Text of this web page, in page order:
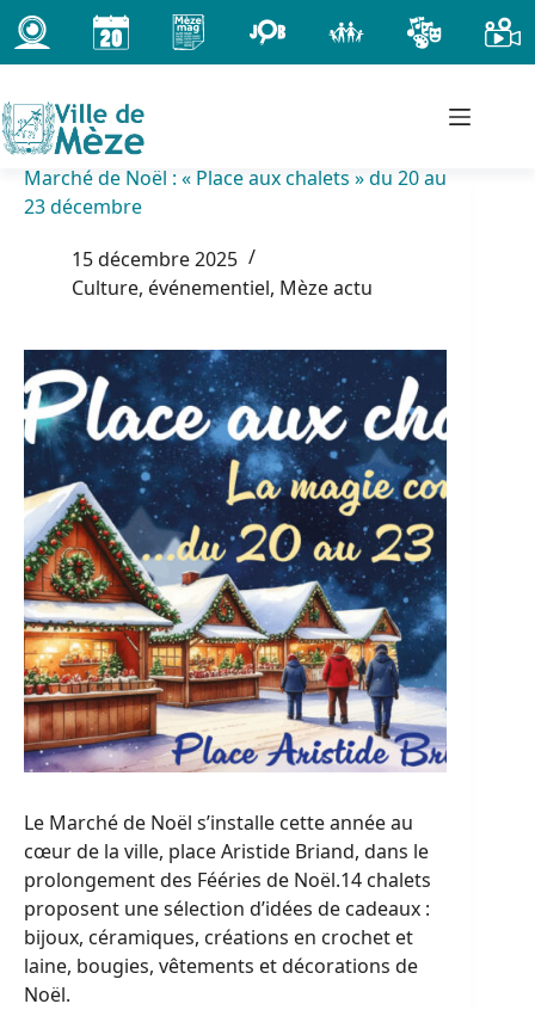
Passer
au
contenu
Marché de Noël : « Place aux chalets » du 20 au
23 décembre
15 décembre 2025
Culture, événementiel, Mèze actu
Le Marché de Noël s’installe cette année au
cœur de la ville, place Aristide Briand, dans le
prolongement des Fééries de Noël.14 chalets
proposent une sélection d’idées de cadeaux :
bijoux, céramiques, créations en crochet et
laine, bougies, vêtements et décorations de
Noël.